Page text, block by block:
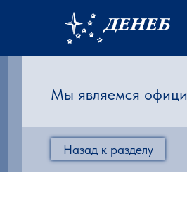
Мы являемся офици
Назад к разделу